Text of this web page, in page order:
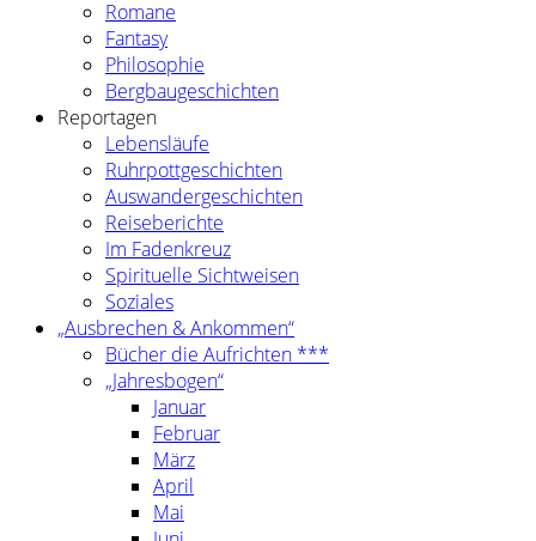
Romane
Fantasy
Philosophie
Bergbaugeschichten
Reportagen
Lebensläufe
Ruhrpottgeschichten
Auswandergeschichten
Reiseberichte
Im Fadenkreuz
Spirituelle Sichtweisen
Soziales
„Ausbrechen & Ankommen“
Bücher die Aufrichten ***
„Jahresbogen“
Januar
Februar
März
April
Mai